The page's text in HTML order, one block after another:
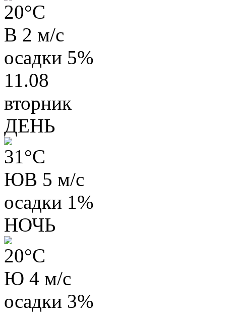
20°C
В 2 м/с
осадки 5%
11.08
вторник
ДЕНЬ
31°C
ЮВ 5 м/с
осадки 1%
НОЧЬ
20°C
Ю 4 м/с
осадки 3%